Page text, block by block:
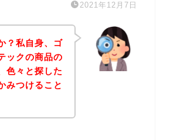
2021年12月7日
？私自身、ゴ
ックの商品の
色々と探した
みつけること